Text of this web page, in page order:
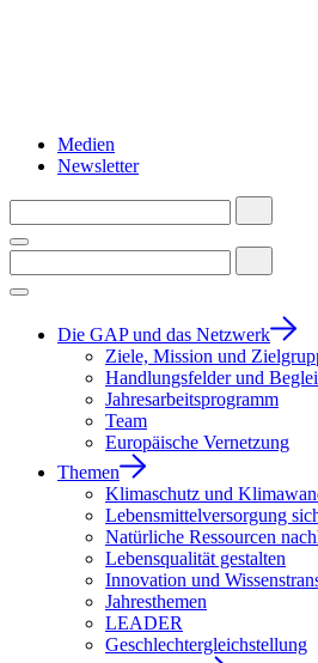
Medien
Newsletter
Die GAP und das Netzwerk
Ziele, Mission und
Handlungsfelder und
Jahresarbeitsprogramm
Team
Europäische Vernetzung
Themen
Klimaschutz und
Lebensmittelversorgung
Natürliche Ressourcen
Lebensqualität gestalten
Innovation und
Jahresthemen
LEADER
Geschlechtergleichstellung